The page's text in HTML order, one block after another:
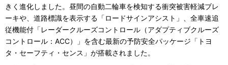
きく進化しました。昼間の自動二輪車を検知する衝突被害軽減ブレ
ーキや、道路標識を表示する「ロードサインアシスト」、全車速追
従機能付「レーダークルーズコントロール（アダプティブクルーズ
コントロール：ACC）」を含む最新の予防安全パッケージ「トヨ
タ・セーフティ・センス」が搭載されました。